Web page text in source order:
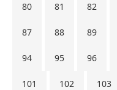
80 81 82
87 88 89
94 95 96
101 102 103